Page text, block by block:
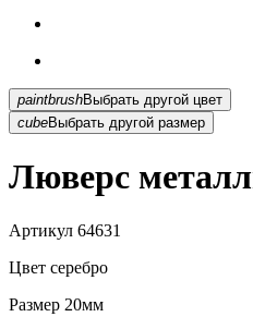
paintbrush
Выбрать другой цвет
cubeВыбрать другой размер
Люверс
Артикул 64631
Цвет серебро
Размер 20мм